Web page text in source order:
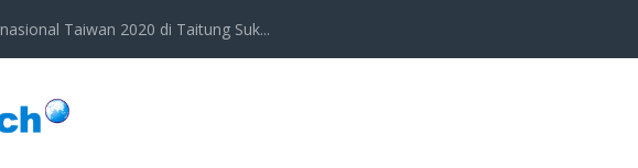
Taiwan 2020 di Taitung Suk...